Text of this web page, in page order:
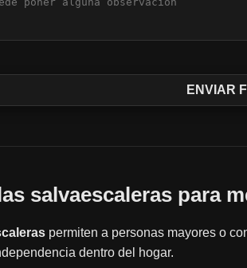
salvaescaleras para
permiten a personas mayores o
dentro del hogar.